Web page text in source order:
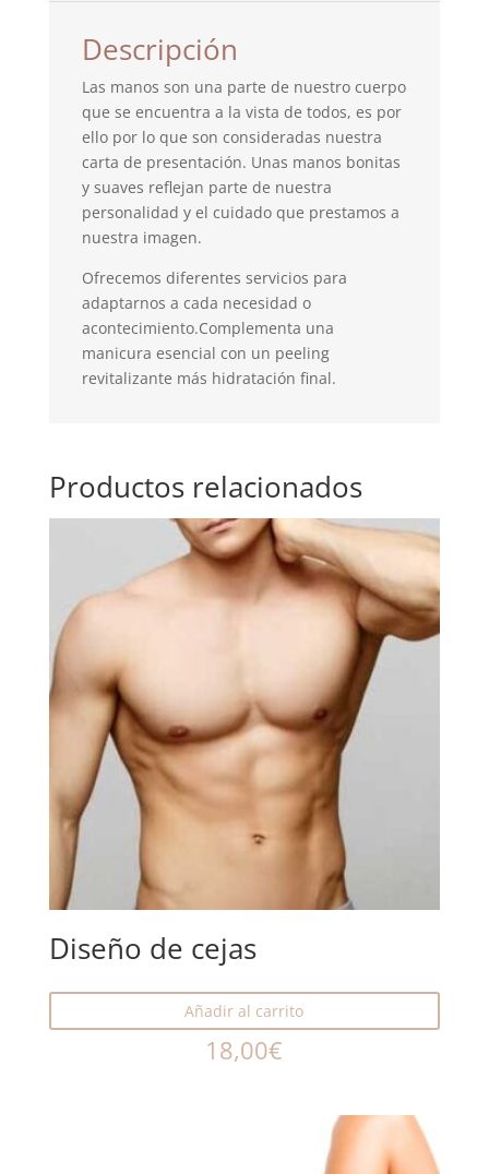
Descripción
Las manos son una parte de nuestro cuerpo
que se encuentra a la vista de todos, es por
ello por lo que son consideradas nuestra
carta de presentación. Unas manos bonitas
y suaves reflejan parte de nuestra
personalidad y el cuidado que prestamos a
nuestra imagen.
Ofrecemos diferentes servicios para
adaptarnos a cada necesidad o
acontecimiento.Complementa una
manicura esencial con un peeling
revitalizante más hidratación final.
Productos relacionados
Diseño de cejas
Añadir al carrito
18,00€